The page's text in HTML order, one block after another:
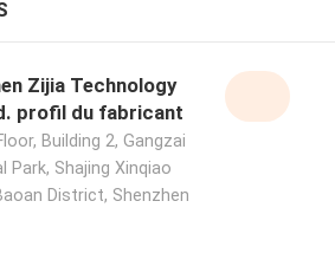
Zijia Technology
profil du fabricant
Building 2, Gangzai
Park, Shajing Xinqiao
District, Shenzhen